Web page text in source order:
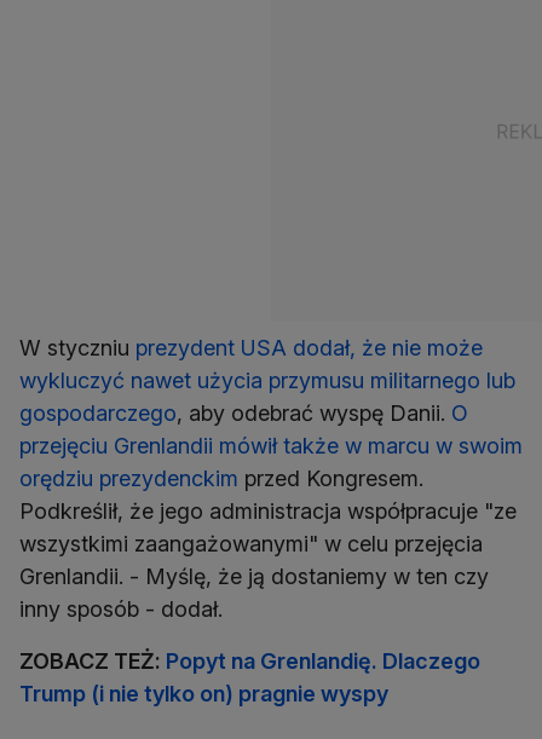
W styczniu prezydent USA dodał, że nie może
wykluczyć nawet użycia przymusu militarnego lub
gospodarczego, aby odebrać wyspę Danii. O
przejęciu Grenlandii mówił także w marcu w swoim
orędziu prezydenckim przed Kongresem.
Podkreślił, że jego administracja współpracuje "ze
wszystkimi zaangażowanymi" w celu przejęcia
Grenlandii. - Myślę, że ją dostaniemy w ten czy
inny sposób - dodał.
ZOBACZ TEŻ: Popyt na Grenlandię. Dlaczego
Trump (i nie tylko on) pragnie wyspy